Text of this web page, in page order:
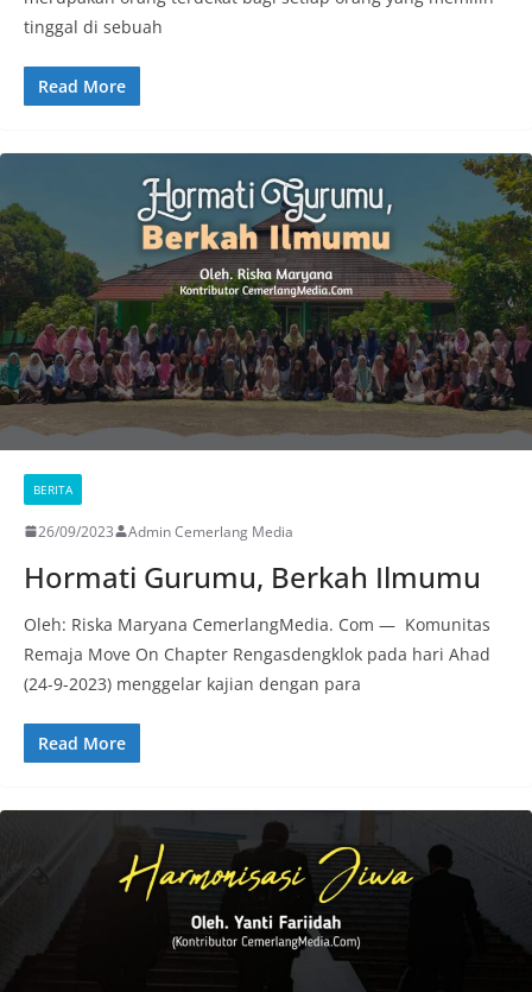
tinggal di sebuah
Read More
BERITA
26/09/2023 Admin Cemerlang Media
Hormati Gurumu, Berkah Ilmumu
Oleh: Riska Maryana CemerlangMedia. Com — Komunitas
Remaja Move On Chapter Rengasdengklok pada hari Ahad
(24-9-2023) menggelar kajian dengan para
Read More